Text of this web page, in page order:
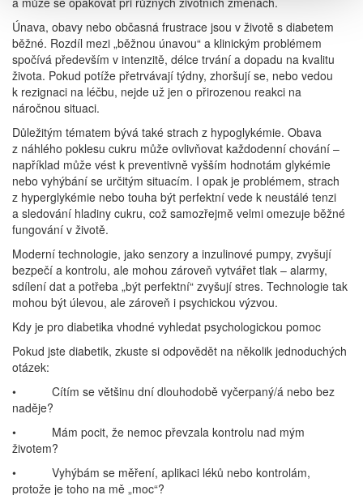
Únava, obavy nebo občasná frustrace jsou v životě s diabetem
běžné. Rozdíl mezi „běžnou únavou“ a klinickým problémem
spočívá především v intenzitě, délce trvání a dopadu na kvalitu
života. Pokud potíže přetrvávají týdny, zhoršují se, nebo vedou
k rezignaci na léčbu, nejde už jen o přirozenou reakci na
náročnou situaci.
Důležitým tématem bývá také strach z hypoglykémie. Obava
z náhlého poklesu cukru může ovlivňovat každodenní chování –
například může vést k preventivně vyšším hodnotám glykémie
nebo vyhýbání se určitým situacím. I opak je problémem, strach
z hyperglykémie nebo touha být perfektní vede k neustálé tenzi
a sledování hladiny cukru, což samozřejmě velmi omezuje běžné
fungování v životě.
Moderní technologie, jako senzory a inzulinové pumpy, zvyšují
bezpečí a kontrolu, ale mohou zároveň vytvářet tlak – alarmy,
sdílení dat a potřeba „být perfektní“ zvyšují stres. Technologie tak
mohou být úlevou, ale zároveň i psychickou výzvou.
Kdy je pro diabetika vhodné vyhledat psychologickou pomoc
Pokud jste diabetik, zkuste si odpovědět na několik jednoduchých
otázek:
• Cítím se většinu dní dlouhodobě vyčerpaný/á nebo bez
naděje?
• Mám pocit, že nemoc převzala kontrolu nad mým
životem?
• Vyhýbám se měření, aplikaci léků nebo kontrolám,
protože je toho na mě „moc“?